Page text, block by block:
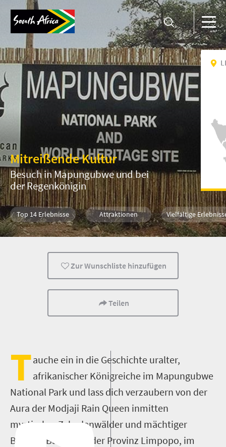
Mitreißende Kultur
Besuch in Mapungubwe und bei
der Regenkönigin
Top 14 Erlebnisse Attraktionen Vielfältige
Museen Kultur Geschichte
Zur Wunschliste hinzufügen
Teilen
Tauche ein in die Geschichte uralter,
afrikanischer Königreiche im Mapungubwe
National Park und lass dich verzaubern von der
Aura der Modjaji Rain Queen inmitten
mystischer Zykadenwälder und mächtiger
Baobab­-Bäume. In der Provinz Limpopo, im